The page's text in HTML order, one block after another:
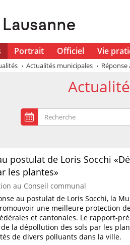
Portrait Officiel Vie
Actualités municipales
postulat de Loris Socchi
les plantes»
au Conseil communal
au postulat de Loris Socchi, la
une meilleure protection
et cantonales. Le rapport-
la dépollution des sols par les
de divers polluants dans la ville.